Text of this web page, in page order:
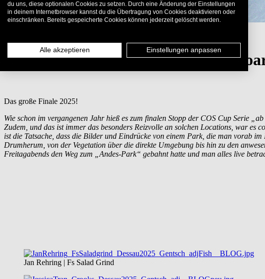
COS Cup Dessau | Deutsche
Das große Finale 2025!
Wie schon im vergangenen Jahr hieß es zum finalen Stopp der COS Cup Serie
Zudem, und das ist immer das besonders Reizvolle an solchen Locations, war es
ist die Tatsache, dass die Bilder und Eindrücke von einem Park, die man vorab
Drumherum, von der Vegetation über die direkte Umgebung bis hin zu den
Freitagabends den Weg zum „Andes-Park“ gebahnt hatte und man alles live
Jan Rehring | Fs Salad Grind
du uns, diese optionalen Cookies zu setzen. Durch eine Änderung der Einstellungen
in deinem Internetbrowser kannst du die Übertragung von Cookies deaktivieren oder
einschränken. Bereits gespeicherte Cookies können jederzeit gelöscht werden.
Alle akzeptieren Einstellungen anpassen